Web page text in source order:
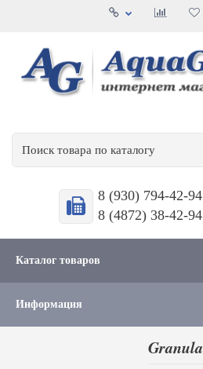
8 (930) 794-42-94
8 (4872) 38-42-94
Каталог товаров
Информация
Granula